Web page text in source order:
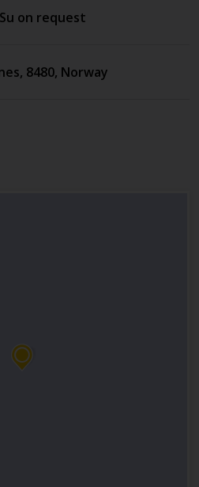
on request
, 8480, Norway